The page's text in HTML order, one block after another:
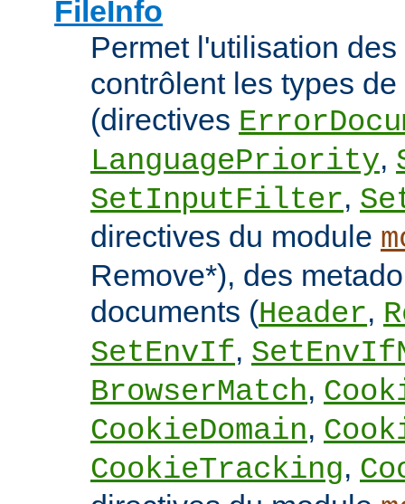
FileInfo
Permet l'utilisation
contrôlent les types
(directives
LanguagePriority,
SetInputFilter,
directives du module
Remove*), des
documents (Header,
SetEnvIf,
BrowserMatch,
CookieDomain,
CookieTracking,